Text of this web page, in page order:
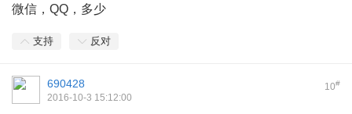
微信，QQ，多少
支持 反对
10#
690428
2016-10-3 15:12:00